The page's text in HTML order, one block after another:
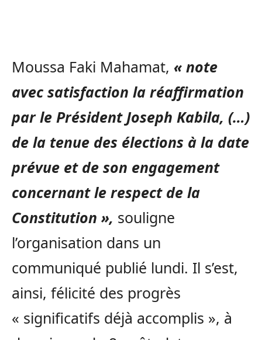
Moussa Faki Mahamat, « note
avec satisfaction la réaffirmation
par le Président Joseph Kabila, (…)
de la tenue des élections à la date
prévue et de son engagement
concernant le respect de la
Constitution », souligne
l’organisation dans un
communiqué publié lundi. Il s’est,
ainsi, félicité des progrès
« significatifs déjà accomplis », à